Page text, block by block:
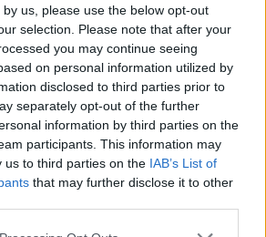
us, please use the below opt-out
selection. Please note that after your
you may continue seeing
on personal information utilized by
disclosed to third parties prior to
separately opt-out of the further
information by third parties on the
participants. This information may
us to third parties on the IAB’s List of
that may further disclose it to other
website/app uses one or more Google